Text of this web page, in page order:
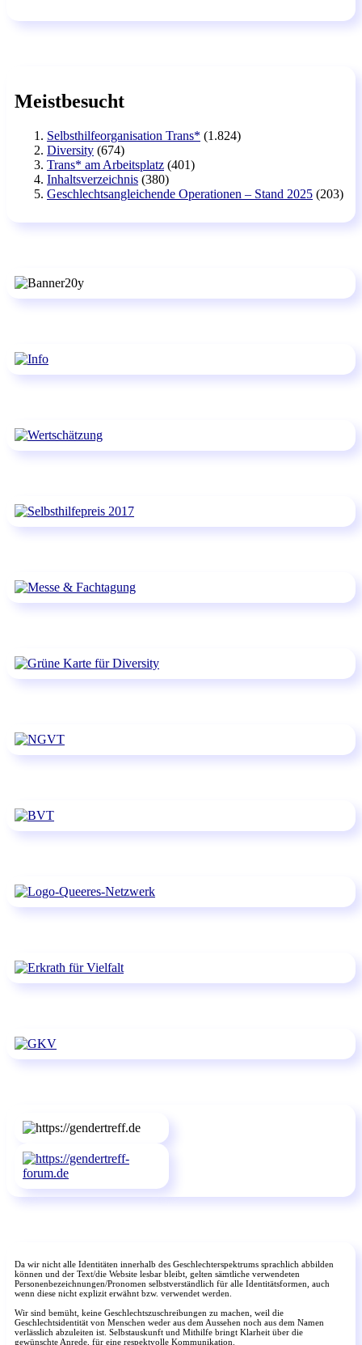
Meistbesucht
Selbsthilfeorganisation Trans* (1.824)
Diversity (674)
Trans* am Arbeitsplatz (401)
Inhaltsverzeichnis (380)
Geschlechtsangleichende Operationen – Stand 2025 (203)
Da wir nicht alle Identitäten innerhalb des Geschlechterspektrums sprachlich abbilden
können und der Text/die Website lesbar bleibt, gelten sämtliche verwendeten
Personenbezeichnungen/Pronomen selbstverständlich für alle Identitätsformen, auch
wenn diese nicht explizit erwähnt bzw. verwendet werden.
Wir sind bemüht, keine Geschlechtszuschreibungen zu machen, weil die
Geschlechtsidentität von Menschen weder aus dem Aussehen noch aus dem Namen
verlässlich abzuleiten ist. Selbstauskunft und Mithilfe bringt Klarheit über die
gewünschte Anrede, für eine respektvolle Kommunikation.